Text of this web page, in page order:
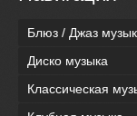
Блюз / Джаз
Диско музыка
Классическая